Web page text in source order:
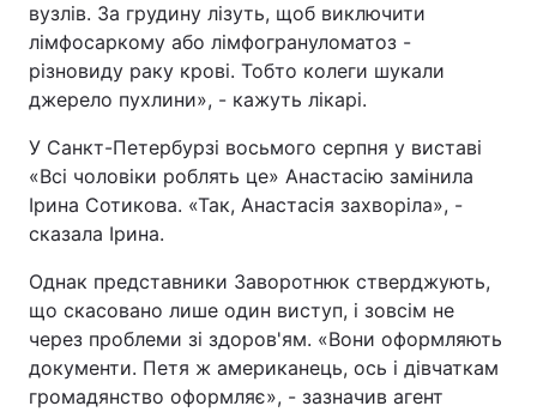
вузлів. За грудину лізуть, щоб виключити
лімфосаркому або лімфогрануломатоз -
різновиду раку крові. Тобто колеги шукали
джерело пухлини», - кажуть лікарі.
У Санкт-Петербурзі восьмого серпня у виставі
«Всі чоловіки роблять це» Анастасію замінила
Ірина Сотикова. «Так, Анастасія захворіла», -
сказала Ірина.
Однак представники Заворотнюк стверджують,
що скасовано лише один виступ, і зовсім не
через проблеми зі здоров'ям. «Вони оформляють
документи. Петя ж американець, ось і дівчаткам
громадянство оформляє», - зазначив агент